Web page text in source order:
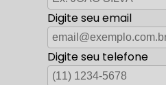
Digite seu email
Digite seu telefone